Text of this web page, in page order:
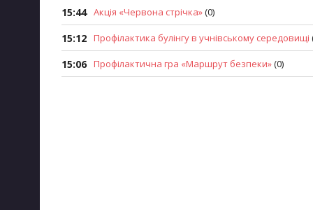
15:44 Акція «Червона стрічка»(0)
15:12 Профiлактика булiнгу в учнiвському середовищi
15:06 Профілактична гра «Маршрут безпеки»(0)